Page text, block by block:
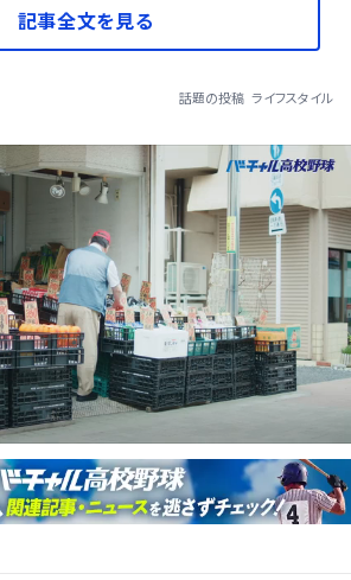
記事全文を見る
話題の投稿 ライフスタイル